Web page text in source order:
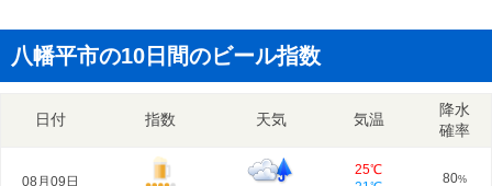
八幡平市の10日間のビール指数
日付 指数 天気 気温
降水
確率
08月09日
25℃
80%